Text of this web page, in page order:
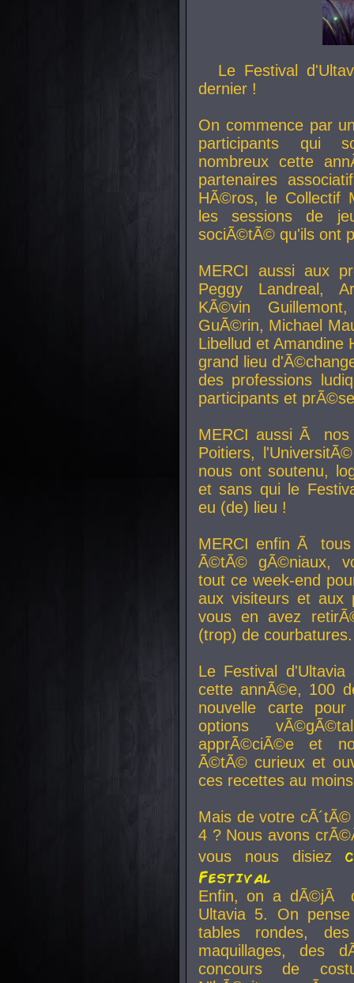
Le Festival
dernier !
On commence par
participants qui
nombreux cette
partenaires
HÃ©ros, le Collectif
les sessions de
sociÃ©tÃ© qu'ils ont
MERCI aussi aux
Peggy Landreal,
KÃ©vin
GuÃ©rin, Michael
Libellud et Amandine
grand lieu
des professions
participants et
MERCI aussi Ã nos
Poitiers,
nous ont soutenu,
et sans qui le
eu (de) lieu !
MERCI enfin Ã
Ã©tÃ© gÃ©niaux,
tout ce week-end
aux visiteurs et aux
vous en avez
(trop) de courbatures.
Le Festival
cette annÃ©e, 100
nouvelle carte
options
apprÃ©ciÃ©e et
Ã©tÃ© curieux et
ces recettes au
Mais de votre
4 ? Nous avons
vous nous disiez
Festival
Enfin, on a dÃ©jÃ
Ultavia 5. On
tables rondes,
maquillages, des
concours de